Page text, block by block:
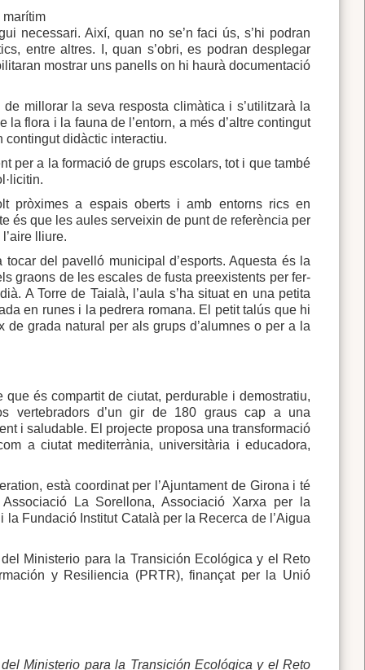
necessari. Així, quan no se’n faci ús, s’hi podran
entre altres. I, quan s’obri, es podran desplegar
mostrar uns panells on hi haurà documentació
millorar la seva resposta climàtica i s’utilitzarà la
flora i la fauna de l’entorn, a més d’altre contingut
contingut didàctic interactiu.
per a la formació de grups escolars, tot i que també
pròximes a espais oberts i amb entorns rics en
és que les aules serveixin de punt de referència per
lliure.
del pavelló municipal d’esports. Aquesta és la
graons de les escales de fusta preexistents per fer-
A Torre de Taialà, l’aula s’ha situat en una petita
en runes i la pedrera romana. El petit talús que hi
grada natural per als grups d’alumnes o per a la
és compartit de ciutat, perdurable i demostratiu,
vertebradors d’un gir de 180 graus cap a una
i saludable. El projecte proposa una transformació
a ciutat mediterrània, universitària i educadora,
està coordinat per l’Ajuntament de Girona i té
La Sorellona, Associació Xarxa per la
Fundació Institut Català per la Recerca de l’Aigua
Ministerio para la Transición Ecológica y el Reto
y Resiliencia (PRTR), finançat per la Unió
Ministerio para la Transición Ecológica y el Reto